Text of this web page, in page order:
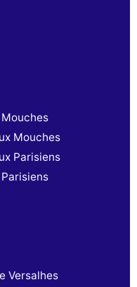
Mouches
Parisiens
Versalhes